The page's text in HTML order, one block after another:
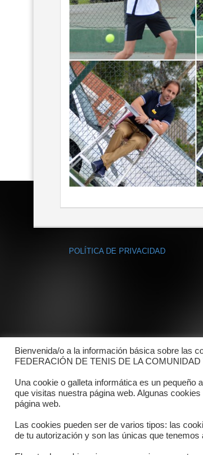
POLÍTICA DE PRIVACIDAD
Bienvenida/o a la información básica sobre las
FEDERACIÓN DE TENIS DE LA
Una cookie o galleta informática es un pequeño
que visitas nuestra página web. Algunas
página web.
Las cookies pueden ser de varios tipos: las
de tu autorización y son las únicas que tenemos